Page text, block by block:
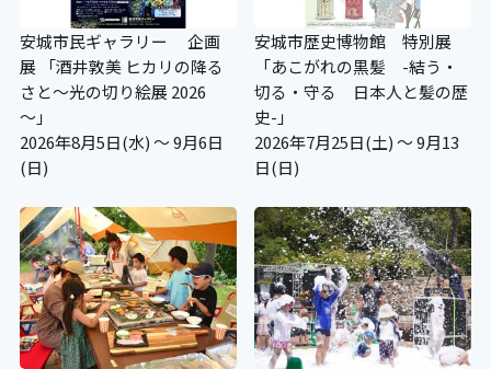
〇
補助犬の入場可
〇
補助犬用のトイレ
×
施設の点字案内
安城市民ギャラリー 企画
展 「酒井敦美 ヒカリの降る
さと～光の切り絵展 2026
～」
2026年8月5日(水) ～ 9月6日
(日)
安城市歴史博物館 特別展
「あこがれの黒髪 -結う・
切る・守る 日本人と髪の歴
史-」
2026年7月25日(土) ～ 9月13
日(日)